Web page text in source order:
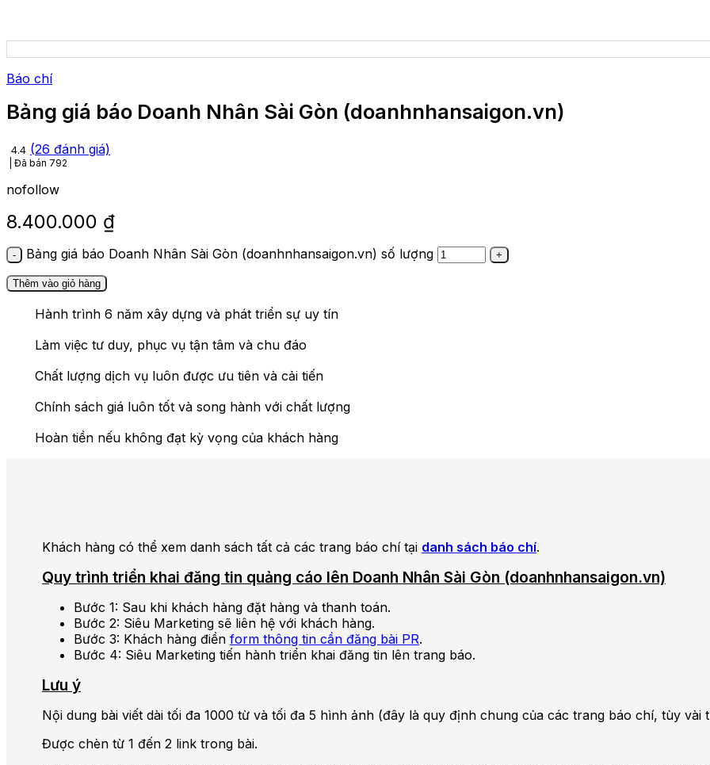
Báo chí
Bảng giá báo Doanh Nhân Sài Gòn (doanhnhansaigon.vn)
4.4 (26 đánh giá)
Đã bán 792
nofollow
8.400.000 ₫
Bảng giá báo Doanh Nhân Sài Gòn (doanhnhansaigon.vn) số lượng
Thêm vào giỏ hàng
Hành trình 6 năm xây dựng và phát triển sự uy tín
Làm việc tư duy, phục vụ tận tâm và chu đáo
Chất lượng dịch vụ luôn được ưu tiên và cải tiến
Chính sách giá luôn tốt và song hành với chất lượng
Hoàn tiền nếu không đạt kỳ vọng của khách hàng
Khách hàng có thể xem danh sách tất cả các trang báo chí tại danh sách báo chí.
Quy trình triển khai đăng tin quảng cáo lên Doanh Nhân Sài Gòn (doanhnhansaigon.vn)
Bước 1: Sau khi khách hàng đặt hàng và thanh toán.
Bước 2: Siêu Marketing sẽ liên hệ với khách hàng.
Bước 3: Khách hàng điền form thông tin cần đăng bài PR.
Bước 4: Siêu Marketing tiến hành triển khai đăng tin lên trang báo.
Lưu ý
Nội dung bài viết dài tối đa 1000 từ và tối đa 5 hình ảnh (đây là quy định chung của các trang báo chí, tùy
Được chèn từ 1 đến 2 link trong bài.